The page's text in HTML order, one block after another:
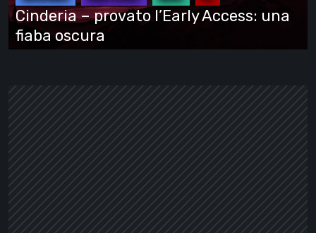
fiaba
oscura
Cinderia – provato l’Early Access: una
fiaba oscura